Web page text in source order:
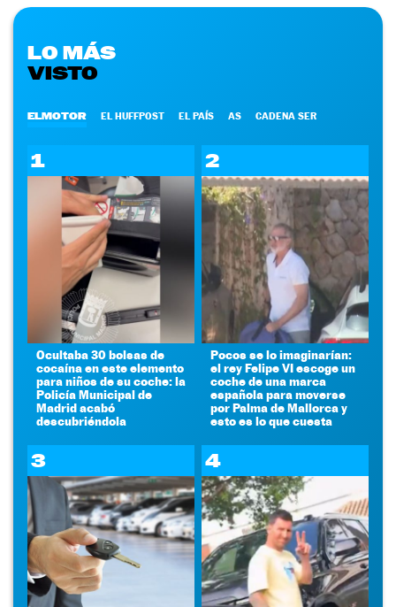
LO MÁS
VISTO
ELMOTOR EL HUFFPOST EL PAÍS AS CADENA SER
1
Ocultaba 30 bolsas de
cocaína en este elemento
para niños de su coche: la
Policía Municipal de
Madrid acabó
descubriéndola
2
Pocos se lo imaginarían:
el rey Felipe VI escoge un
coche de una marca
española para moverse
por Palma de Mallorca y
esto es lo que cuesta
3 4